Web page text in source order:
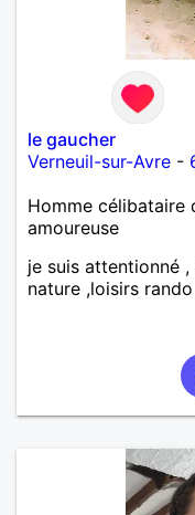
le gaucher
Verneuil-sur-Avre -
Homme célibataire
amoureuse
je suis attentionné
nature ,loisirs